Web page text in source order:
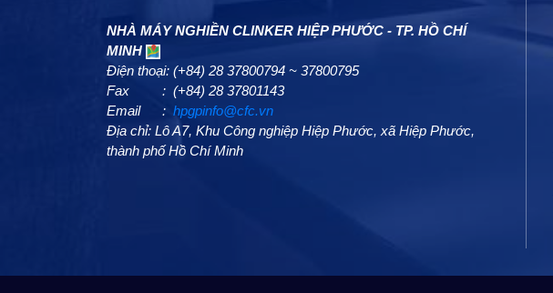
NHÀ MÁY NGHIỀN CLINKER HIỆP PHƯỚC - TP. HỒ CHÍ
MINH
Điện thoại: (+84) 28 37800794 ~ 37800795
Fax : (+84) 28 37801143
Email : hpgpinfo@cfc.vn
Địa chỉ: Lô A7, Khu Công nghiệp Hiệp Phước, xã Hiệp Phước,
thành phố Hồ Chí Minh